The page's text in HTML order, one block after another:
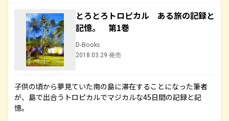
とろとろトロピカル ある旅の記録と
記憶。 第1巻
D-Books
2018.03.29 発売
子供の頃から夢見ていた南の島に滞在することになった筆者
が、島で出合うトロピカルでマジカルな45日間の記録と記
憶。